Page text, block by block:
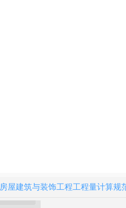
房屋建筑与装饰工程工程量计算规